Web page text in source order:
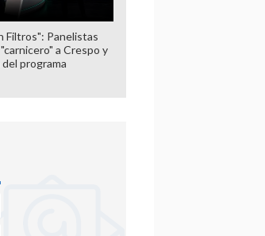
Filtros": Panelistas
a Crespo y
programa